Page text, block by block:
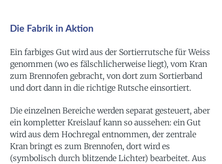
Die Fabrik in Aktion
Ein farbiges Gut wird aus der Sortierrutsche für Weiss
genommen (wo es fälschlicherweise liegt), vom Kran
zum Brennofen gebracht, von dort zum Sortierband
und dort dann in die richtige Rutsche einsortiert.
Die einzelnen Bereiche werden separat gesteuert, aber
ein kompletter Kreislauf kann so aussehen: ein Gut
wird aus dem Hochregal entnommen, der zentrale
Kran bringt es zum Brennofen, dort wird es
(symbolisch durch blitzende Lichter) bearbeitet. Aus